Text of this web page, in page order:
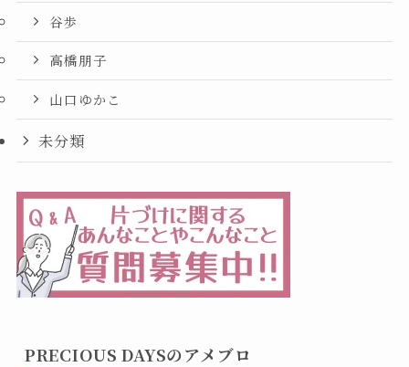
谷歩
高橋朋子
山口ゆかこ
未分類
PRECIOUS DAYSのアメブロ